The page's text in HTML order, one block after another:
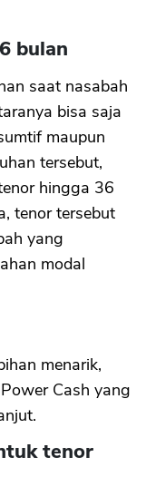
bulan
saat nasabah
bisa saja
maupun
tersebut,
hingga 36
tenor tersebut
yang
modal
menarik,
Cash yang
tenor